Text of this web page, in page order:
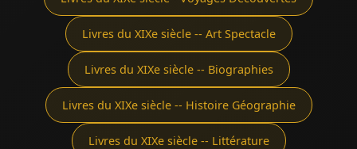
Livres du XIXe siècle -- Art Spectacle
Livres du XIXe siècle -- Biographies
Livres du XIXe siècle -- Histoire Géographie
Livres du XIXe siècle -- Littérature